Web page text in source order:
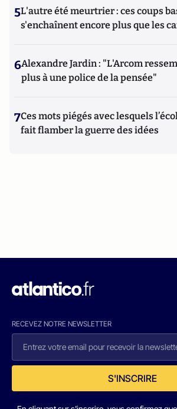
5L'autre été meurtrier : ces coups
s'enchaînent encore plus que les
6Alexandre Jardin : "L'Arcom
plus à une police de la pensée"
7Ces mots piégés avec lesquels
fait flamber la guerre des idées
RECEVEZ NOTRE NEWSLETTER
S'INSCRIRE